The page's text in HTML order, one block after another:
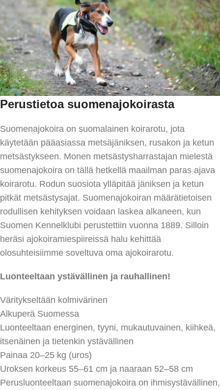
Perustietoa suomenajokoirasta
Suomenajokoira on suomalainen koirarotu, jota
käytetään pääasiassa metsäjäniksen, rusakon ja ketun
metsästykseen. Monen metsästysharrastajan mielestä
suomenajokoira on tällä hetkellä maailman paras ajava
koirarotu. Rodun suosiota ylläpitää jäniksen ja ketun
pitkät metsästysajat. Suomenajokoiran määrätietoisen
rodullisen kehityksen voidaan laskea alkaneen, kun
Suomen Kennelklubi perustettiin vuonna 1889. Silloin
heräsi ajokoiramiespiireissä halu kehittää
olosuhteisiimme soveltuva oma ajokoirarotu.
Luonteeltaan ystävällinen ja rauhallinen!
Väritykseltään kolmivärinen
Alkuperä Suomessa
Luonteeltaan energinen, tyyni, mukautuvainen, kiihkeä,
itsenäinen ja tietenkin ystävällinen
Painaa 20–25 kg (uros)
Uroksen korkeus 55–61 cm ja naaraan 52–58 cm
Perusluonteeltaan suomenajokoira on ihmisystävällinen,